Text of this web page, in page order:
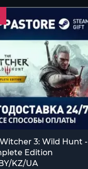
3: Wild Hunt -
Edition
KZ/UA